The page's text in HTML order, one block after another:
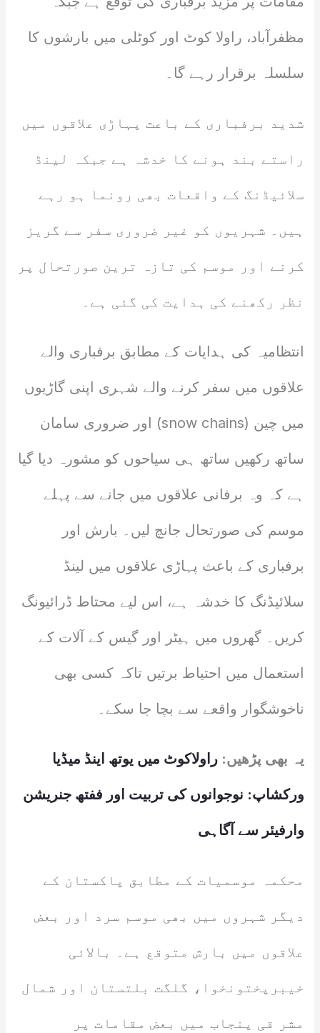
مظفرآباد، راولا کوٹ اور کوٹلی میں بارشوں کا
سلسلہ برقرار رہے گا۔
شدید برفباری کے باعث پہاڑی علاقوں میں
راستے بند ہونے کا خدشہ ہے جبکہ لینڈ
سلائیڈنگ کے واقعات بھی رونما ہو رہے
ہیں۔ شہریوں کو غیر ضروری سفر سے گریز
کرنے اور موسم کی تازہ ترین صورتحال پر
نظر رکھنے کی ہدایت کی گئی ہے۔
انتظامیہ کی ہدایات کے مطابق برفباری والے
علاقوں میں سفر کرنے والے شہری اپنی گاڑیوں
میں چین (snow chains) اور ضروری سامان
ساتھ رکھیں ساتھ ہی سیاحوں کو مشورہ دیا گیا
ہے کہ وہ برفانی علاقوں میں جانے سے پہلے
موسم کی صورتحال جانچ لیں۔ بارش اور
برفباری کے باعث پہاڑی علاقوں میں لینڈ
سلائیڈنگ کا خدشہ ہے، اس لیے محتاط ڈرائیونگ
کریں۔ گھروں میں ہیٹر اور گیس کے آلات کے
استعمال میں احتیاط برتیں تاکہ کسی بھی
ناخوشگوار واقعے سے بچا جا سکے۔
یہ بھی پڑھیں: راولاکوٹ میں یوتھ اینڈ میڈیا
ورکشاپ: نوجوانوں کی تربیت اور ففتھ جنریشن
وارفیئر سے آگاہی
محکمہ موسمیات کے مطابق پاکستان کے
دیگر شہروں میں بھی موسم سرد اور بعض
علاقوں میں بارش متوقع ہے۔ بالائی
خیبرپختونخوا، گلگت بلتستان اور شمال
مشر قی پنجاب میں بعض مقامات پر